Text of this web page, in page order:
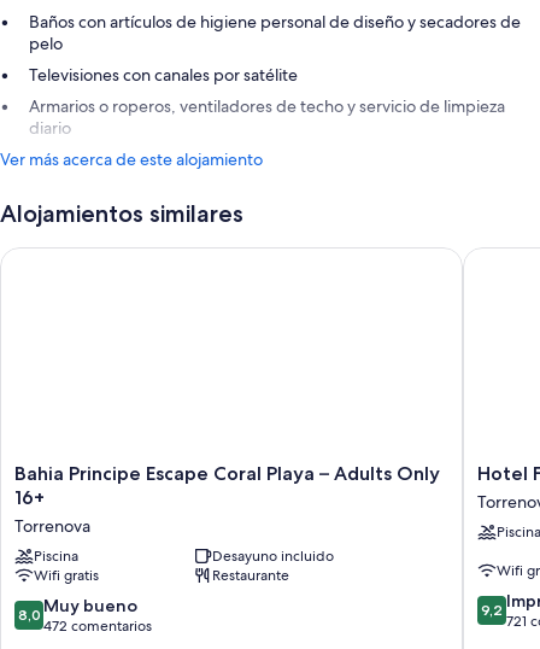
Baños con artículos de higiene personal de diseño y secadores de
pelo
Televisiones con canales por satélite
Armarios o roperos, ventiladores de techo y servicio de limpieza
diario
Ver más acerca de este alojamiento
Alojamientos similares
Bahia
Principe
Coral
Playa
–
Adults
Only
Bahia Principe Escape Coral Playa – Adults Only
16+
Torrenova
Piscina
Desayuno incluido
Wifi gratis
Restaurante
8.0
sobre
8,0 Muy bueno
472 comentarios
Bahia Principe Escape Coral Playa – Adults Only 16+
Hotel
Florida
Magaluf
-
Only
Hotel
Piscina
Wifi
9.2
sobre
9,2
721
Hotel